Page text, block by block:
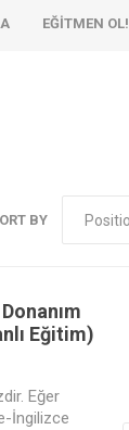
EĞİTMEN OL!
BY
Eğitim)
Eğer
İngilizce